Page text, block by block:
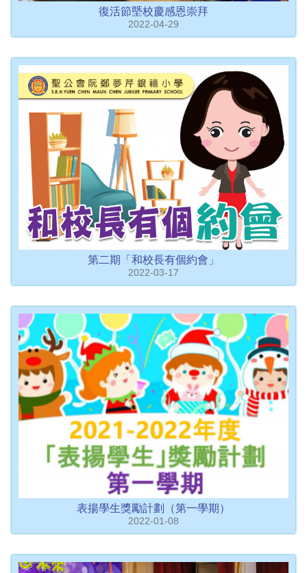
復活節塈校慶感恩崇拜
2022-04-29
第二期「和校長有個約會」
2022-03-17
表揚學生獎勵計劃（第一學期）
2022-01-08